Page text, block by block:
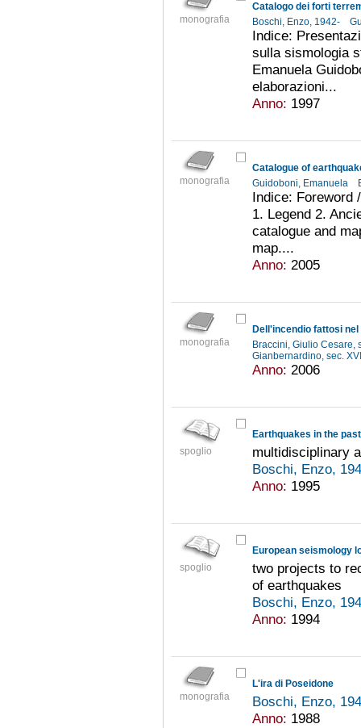
monografia
Catalogo dei forti
Boschi, Enzo, 1942-
Indice:
sulla sismologia
Emanuela
elaborazioni...
Anno: 1997
monografia Guidoboni, Emanuela
Indice: Foreword
1. Legend 2.
catalogue and
map....
Anno: 2005
monografia
Braccini, Giulio Cesare,
Gianbernardino, sec.
Anno: 2006
spoglio
Earthquakes in the past
multidisciplinary
Boschi, Enzo,
Anno: 1995
spoglio
European seismology
two projects to
of earthquakes
Boschi, Enzo,
Anno: 1994
monografia
L'ira di Poseidone
Boschi, Enzo,
Anno: 1988